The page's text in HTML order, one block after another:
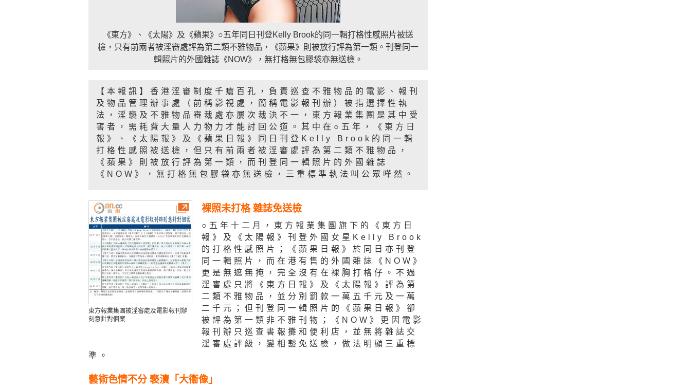
《東方》、《太陽》及《蘋果》○五年同日刊登Kelly Brook的同一輯打格性感照片被送
檢，只有前兩者被淫審處評為第二類不雅物品，《蘋果》則被放行評為第一類。刊登同一
輯照片的外國雜誌《NOW》，無打格無包膠袋亦無送檢。
【本報訊】香港淫審制度千瘡百孔，負責巡查不雅物品的電影、報刊
及物品管理辦事處（前稱影視處，簡稱電影報刊辦）被指選擇性執
法，淫褻及不雅物品審裁處亦屢次裁決不一，東方報業集團是其中受
害者，需耗費大量人力物力才能討回公道。其中在○五年，《東方日
報》、《太陽報》及《蘋果日報》同日刊登Kelly Brook的同一輯
打格性感照被送檢，但只有前兩者被淫審處評為第二類不雅物品，
《蘋果》則被放行評為第一類，而刊登同一輯照片的外國雜誌
《NOW》，無打格無包膠袋亦無送檢，三重標準執法叫公眾嘩然。
東方報業集團被淫審處及電影報刊辦
刻意針對個案
裸照未打格 雜誌免送檢
○五年十二月，東方報業集團旗下的《東方日
報》及《太陽報》刊登外國女星Kelly Brook
的打格性感照片；《蘋果日報》於同日亦刊登
同一輯照片，而在港有售的外國雜誌《NOW》
更是無遮無掩，完全沒有在裸胸打格仔。不過
淫審處只將《東方日報》及《太陽報》評為第
二類不雅物品，並分別罰款一萬五千元及一萬
二千元；但刊登同一輯照片的《蘋果日報》卻
被評為第一類非不雅刊物；《NOW》更因電影
報刊辦只巡查書報攤和便利店，並無將雜誌交
淫審處評級，變相豁免送檢，做法明顯三重標
準。
藝術色情不分 褻瀆「大衞像」